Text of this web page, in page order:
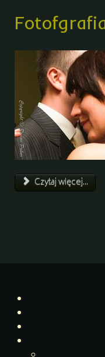
Czytaj więcej...